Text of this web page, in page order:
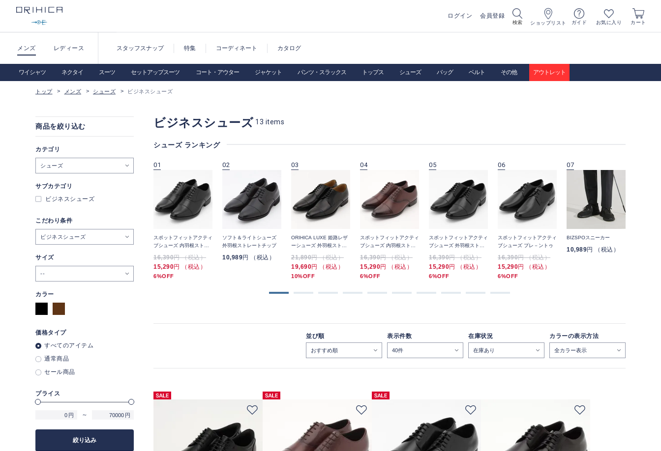
ログイン 会員登録
検索 ショップリスト ガイド お気に入り カート
メンズ レディース スタッフスナップ 特集 コーディネート カタログ
ワイシャツ ネクタイ スーツ セットアップスーツ コート・アウター ジャケット パンツ・スラックス トップス シューズ バッグ ベルト その他 アウトレット
トップ メンズ シューズ ビジネスシューズ
ビジネスシューズ 13 items
シューズ ランキング
ORIHICA LUXE 姫路レザ
ーシューズ コインローフ
21,890円 （税込）
19,690円 （税込）
ORIHICA LUXE 姫路レザ
ーシューズ コインローフ
19,690円 （税込）
01
スポットフィットアクティ
ブシューズ 内羽根ストレ
16,390円 （税込）
15,290円 （税込）
6%OFF
02
ソフト＆ライトシューズ
外羽根ストレートチップ
10,989円 （税込）
03
ORIHICA LUXE 姫路レザ
ーシューズ 外羽根ストレ
21,890円 （税込）
19,690円 （税込）
10%OFF
04
スポットフィットアクティ
ブシューズ 内羽根ストレ
16,390円 （税込）
15,290円 （税込）
6%OFF
05
スポットフィットアクティ
ブシューズ 外羽根ストレ
16,390円 （税込）
15,290円 （税込）
6%OFF
06
スポットフィットアクティ
ブシューズ プレ－ントゥ
16,390円 （税込）
15,290円 （税込）
6%OFF
07
BIZSPOスニーカー
10,989円 （税込）
並び順 表示件数 在庫状況 カラーの表示方法
商品を絞り込む
カテゴリ
シューズ
サブカテゴリ
ビジネスシューズ
こだわり条件
ビジネスシューズ
サイズ
--
カラー
価格タイプ
すべてのアイテム
通常商品
セール商品
プライス
円 ～ 円
絞り込み